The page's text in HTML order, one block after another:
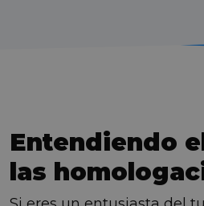
Entendiendo
las